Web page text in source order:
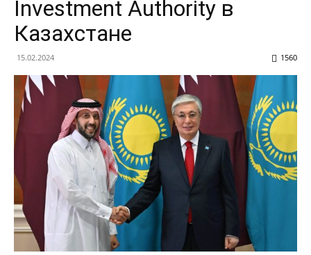
Investment Authority в
Казахстане
15.02.2024 1560